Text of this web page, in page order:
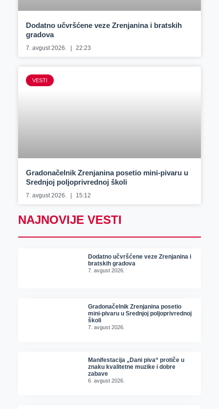
Dodatno učvršćene veze Zrenjanina i bratskih
gradova
7. avgust 2026. 22:23
VESTI
Gradonačelnik Zrenjanina posetio mini-pivaru u
Srednjoj poljoprivrednoj školi
7. avgust 2026. 15:12
NAJNOVIJE VESTI
Dodatno učvršćene veze Zrenjanina i
bratskih gradova
7. avgust 2026.
Gradonačelnik Zrenjanina posetio
mini-pivaru u Srednjoj poljoprivrednoj
školi
7. avgust 2026.
Manifestacija „Dani piva“ protiče u
znaku kvalitetne muzike i dobre
zabave
6. avgust 2026.